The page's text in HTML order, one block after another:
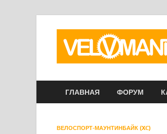
ГЛАВНАЯ ФОРУМ
ВЕЛОСПОРТ-МАУНТИНБАЙК (XC)